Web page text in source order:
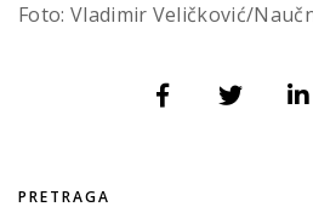
Foto: Vladimir Veličković/
PRETRAGA